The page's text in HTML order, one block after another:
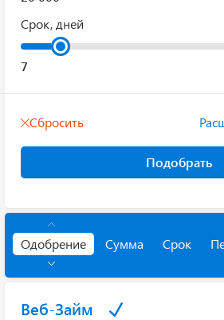
Срок, дней
Сбросить
Подобрать
Одобрение Сумма Срок
Веб-Займ